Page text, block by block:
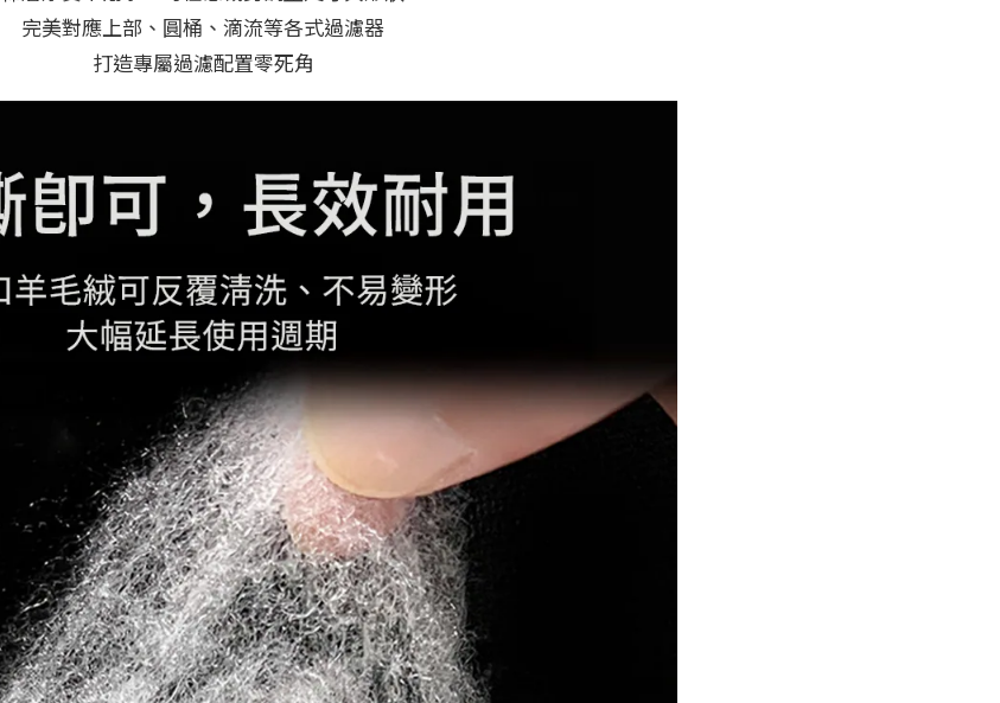
完美對應上部、圓桶、滴流等各式過濾器
打造專屬過濾配置零死角